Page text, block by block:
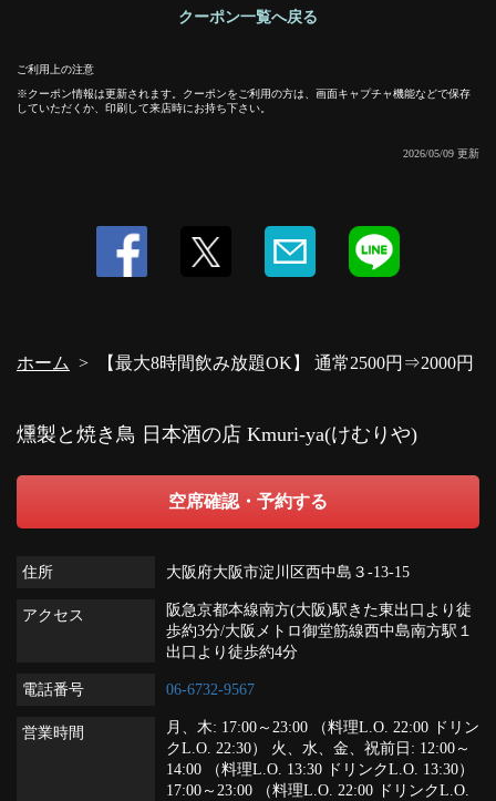
クーポン一覧へ戻る
ご利用上の注意
クーポン情報は更新されます。クーポンをご利用の方は、画面キャプチャ機能などで保存
していただくか、印刷して来店時にお持ち下さい。
2026/05/09 更新
ホーム 【最大8時間飲み放題OK】 通常2500円⇒2000円
この店舗情報をシェアする
【最大8時間飲み放題OK】 通常2500円⇒2000円 | 燻製と焼
き鳥 日本酒の店 Kmuri-ya(けむりや)
閉じる
燻製と焼き鳥 日本酒の店 Kmuri-ya(けむりや)
空席確認・予約する
住所 大阪府大阪市淀川区西中島３-13-15
アクセス
阪急京都本線南方(大阪)駅きた東出口より徒
歩約3分/大阪メトロ御堂筋線西中島南方駅１
出口より徒歩約4分
電話番号 06-6732-9567
営業時間
月、木: 17:00～23:00 （料理L.O. 22:00 ドリン
クL.O. 22:30） 火、水、金、祝前日: 12:00～
14:00 （料理L.O. 13:30 ドリンクL.O. 13:30）
17:00～23:00 （料理L.O. 22:00 ドリンクL.O.